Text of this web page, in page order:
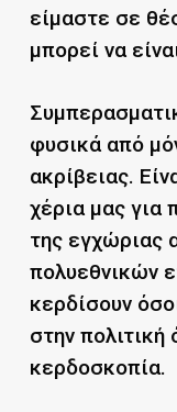
είμαστε σε
μπορεί να
φυσικά από
ακρίβειας.
χέρια μας για
της εγχώριας
πολυεθνικών
κερδίσουν
στην πολιτική
κερδοσκοπία.